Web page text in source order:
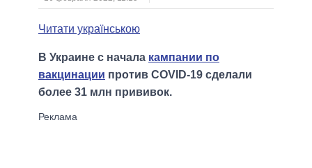
МЭРЫ
ВСЕ ПЕРСОНЫ
СРАВНЕНИЕ ПОЛИТИКОВ
Читати українською
В Украине с начала кампании по
вакцинации против COVID-19 сделали
более 31 млн прививок.